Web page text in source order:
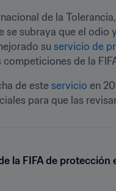
de la
se subraya que el odio
su servicio de
de la
de este servicio en
para que las
la FIFA de protección